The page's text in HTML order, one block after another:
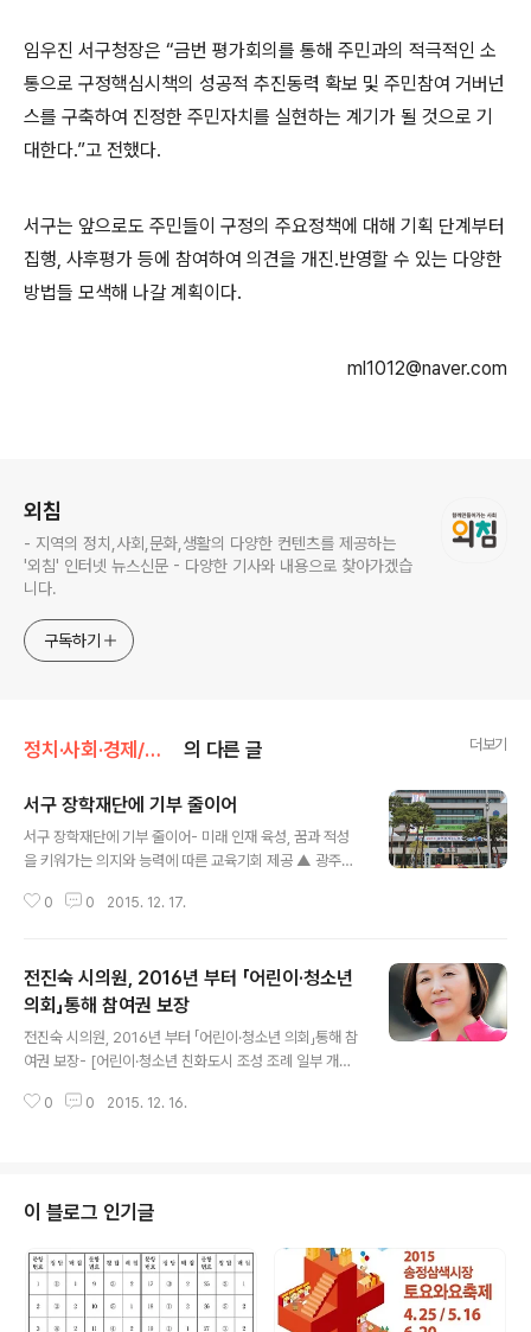
임우진 서구청장은 “금번 평가회의를 통해 주민과의 적극적인 소
통으로 구정핵심시책의 성공적 추진동력 확보 및 주민참여 거버넌
스를 구축하여 진정한 주민자치를 실현하는 계기가 될 것으로 기
대한다.”고 전했다.
서구는 앞으로도 주민들이 구정의 주요정책에 대해 기획 단계부터
집행, 사후평가 등에 참여하여 의견을 개진․반영할 수 있는 다양한
방법들 모색해 나갈 계획이다.
ml1012@naver.com
외침
- 지역의 정치,사회,문화,생활의 다양한 컨텐츠를 제공하는
'외침' 인터넷 뉴스신문 - 다양한 기사와 내용으로 찾아가겠습
니다.
구독하기
정치·사회·경제/종합 의 다른 글 더보기
서구 장학재단에 기부 줄이어
서구 장학재단에 기부 줄이어- 미래 인재 육성, 꿈과 적성
을 키워가는 의지와 능력에 따른 교육기회 제공 ▲ 광주광
조재육)에 소외계층 학생지원, 예체능 재능학생 발굴․육성
로 서구의 미래를 이끌 우수인재 육성과 참다운 교육환경
조성에 조금이나마 도움이 되길 바란다.”며 (재)광주광역시
서구 장학재단에 장학기금 5백만원을 기탁했다. 또 지난 1
6일에는 ㈜대광판넬에서 지역 인재육성을 위하여 조금이
나마 도움이 되고자 5백만원을 서구 장학재단에 기탁했다.
서구 장학재단은 향후 5년간 30억원의 장학기금 조성을
0 0 2015. 12. 17.
전진숙 시의원, 2016년 부터 「어린이·청소년
의회」통해 참여권 보장
전진숙 시의원, 2016년 부터 「어린이·청소년 의회」통해 참
여권 보장- [어린이·청소년 친화도시 조성 조례 일부 개정
(수)에 열린 제244회 제4차 본회의를 통해 [광주광역시
소년 의회를 구성·운영하도록 했다. 또한 어린이·청소년 친
화도시 조성 시책 추진을 위하여 관련 기관 또는 단체에 보
조금 지원을 할 수 있는 사업을 구체적으로 명시했다. 개정
안을 대표 발의한 전진숙 의원(북구4)은 “청소년 10명중
8명이‘사회문제나 정치문제에 관심을 갖고 참여할 필요가
있다’고 생각할 만큼 사..
0 0 2015. 12. 16.
이 블로그 인기글